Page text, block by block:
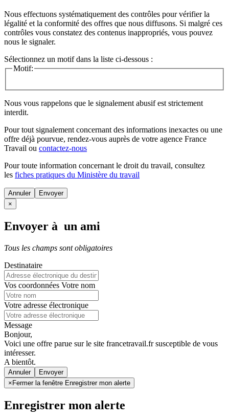
Nous effectuons systématiquement des contrôles pour vérifier la
légalité et la conformité des offres que nous diffusons. Si malgré ces
contrôles vous constatez des contenus inappropriés, vous pouvez
nous le signaler.
Sélectionnez un motif dans la liste ci-dessous :
Motif:
Nous vous rappelons que le signalement abusif est strictement
interdit.
Pour tout signalement concernant des informations inexactes ou une
offre déjà pourvue, rendez-vous auprès de votre agence France
Travail ou contactez-nous
Pour toute information concernant le droit du travail, consultez
les fiches pratiques du Ministère du travail
Annuler
×
Envoyer à un ami
Tous les champs sont obligatoires
Destinataire
Vos coordonnées Votre nom
Votre adresse électronique
Message
Bonjour,
Voici une offre parue sur le site francetravail.fr susceptible de vous
intéresser.
A bientôt.
Annuler
× Fermer la fenêtre Enregistrer mon alerte
Enregistrer mon alerte